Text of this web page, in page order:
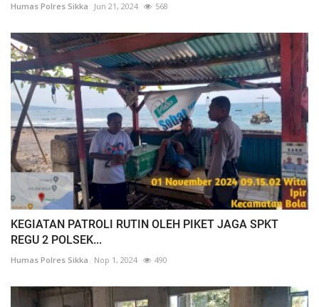
Humas Polres Sikka Jun 21, 2024 568
KEGIATAN PATROLI RUTIN OLEH PIKET JAGA SPKT
REGU 2 POLSEK...
Humas Polres Sikka Nop 1, 2024 490